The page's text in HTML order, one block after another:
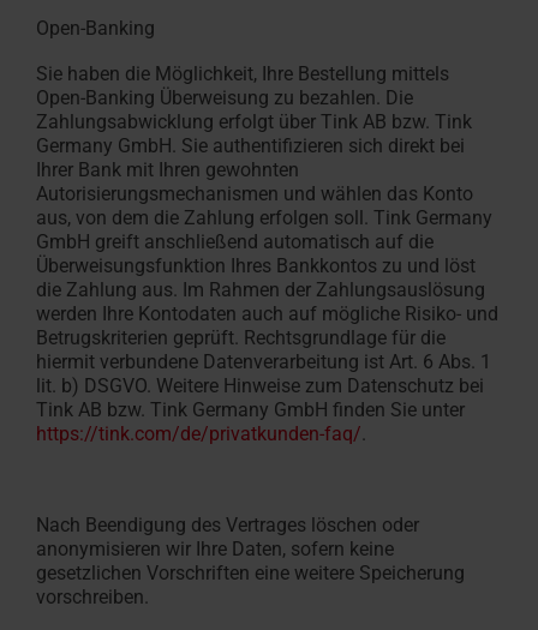
Open-Banking
Sie haben die Möglichkeit, Ihre Bestellung mittels
Open-Banking Überweisung zu bezahlen. Die
Zahlungsabwicklung erfolgt über Tink AB bzw. Tink
Germany GmbH. Sie authentifizieren sich direkt bei
Ihrer Bank mit Ihren gewohnten
Autorisierungsmechanismen und wählen das Konto
aus, von dem die Zahlung erfolgen soll. Tink Germany
GmbH greift anschließend automatisch auf die
Überweisungsfunktion Ihres Bankkontos zu und löst
die Zahlung aus. Im Rahmen der Zahlungsauslösung
werden Ihre Kontodaten auch auf mögliche Risiko- und
Betrugskriterien geprüft. Rechtsgrundlage für die
hiermit verbundene Datenverarbeitung ist Art. 6 Abs. 1
lit. b) DSGVO. Weitere Hinweise zum Datenschutz bei
Tink AB bzw. Tink Germany GmbH finden Sie unter
https://tink.com/de/privatkunden-faq/.
Nach Beendigung des Vertrages löschen oder
anonymisieren wir Ihre Daten, sofern keine
gesetzlichen Vorschriften eine weitere Speicherung
vorschreiben.